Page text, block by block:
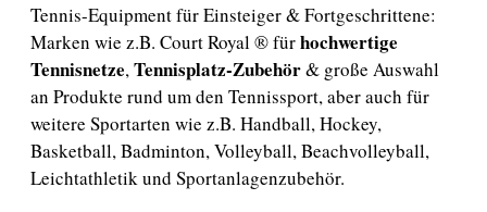
Tennis-Equipment für Einsteiger & Fortgeschrittene:
Marken wie z.B. Court Royal ® fürhochwertige
Tennisnetze,Tennisplatz-Zubehör& große Auswahl
an Produkte rund um den Tennissport, aber auch für
weitere Sportarten wie z.B. Handball, Hockey,
Basketball, Badminton, Volleyball, Beachvolleyball,
Leichtathletik und Sportanlagenzubehör.